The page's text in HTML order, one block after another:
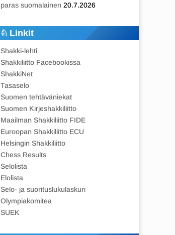
paras suomalainen 20.7.2026
Linkit
Shakki-lehti
Shakkiliitto Facebookissa
ShakkiNet
Tasaselo
Suomen tehtäväniekat
Suomen Kirjeshakkiliitto
Maailman Shakkiliitto FIDE
Euroopan Shakkiliitto ECU
Helsingin Shakkiliitto
Chess Results
Selolista
Elolista
Selo- ja suorituslukulaskuri
Olympiakomitea
SUEK